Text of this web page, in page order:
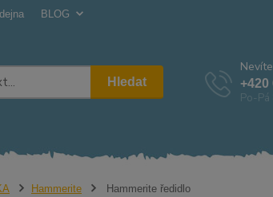
BLOG
Hledat +420
Po-
Hammerite Hammerite ředidlo